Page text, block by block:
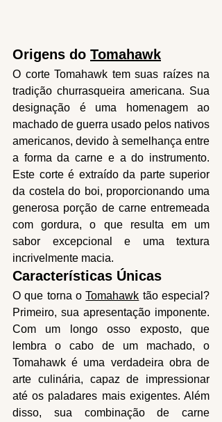
Origens do Tomahawk
O corte Tomahawk tem suas raízes na
tradição churrasqueira americana. Sua
designação é uma homenagem ao
machado de guerra usado pelos nativos
americanos, devido à semelhança entre
a forma da carne e a do instrumento.
Este corte é extraído da parte superior
da costela do boi, proporcionando uma
generosa porção de carne entremeada
com gordura, o que resulta em um
sabor excepcional e uma textura
incrivelmente macia.
Características Únicas
O que torna o Tomahawk tão especial?
Primeiro, sua apresentação imponente.
Com um longo osso exposto, que
lembra o cabo de um machado, o
Tomahawk é uma verdadeira obra de
arte culinária, capaz de impressionar
até os paladares mais exigentes. Além
disso, sua combinação de carne